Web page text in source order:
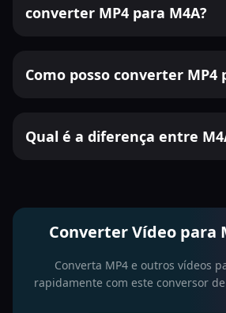
converter MP4 para M4A?
Como posso converter MP4
Qual é a diferença entre
Converter Vídeo para
Converta MP4 e outros vídeos
rapidamente com este conversor